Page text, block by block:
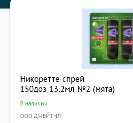
Никоретте спрей
150доз 13,2мл №2 (мята)
В наличии
ООО ДЖЕЙТНЛ